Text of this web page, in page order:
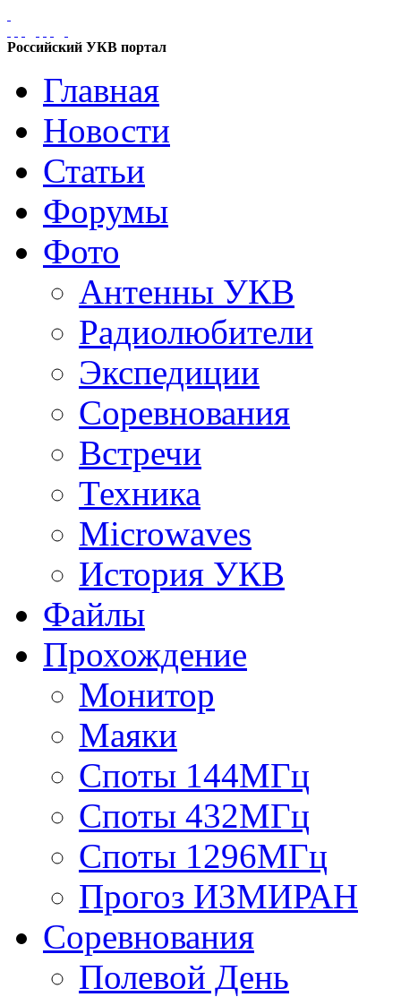
Российский УКВ портал
Главная
Новости
Статьи
Форумы
Фото
Антенны УКВ
Радиолюбители
Экспедиции
Соревнования
Встречи
Техника
Microwaves
История УКВ
Файлы
Прохождение
Монитор
Маяки
Споты 144МГц
Споты 432МГц
Споты 1296МГц
Прогоз ИЗМИРАН
Соревнования
Полевой День